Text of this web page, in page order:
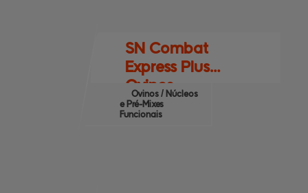
SN Combat
Express Plus
Ovinos
Ovinos / Núcleos
e Pré-Mixes
Funcionais